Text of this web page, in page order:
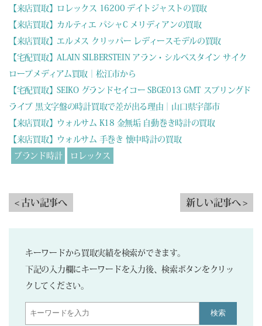
【来店買取】ロレックス 16200 デイトジャストの買取
【来店買取】カルティエ パシャC メリディアンの買取
【来店買取】エルメス クリッパー レディースモデルの買取
【宅配買取】ALAIN SILBERSTEIN アラン・シルベスタイン サイク
ロープメディアム買取｜松江市から
【宅配買取】SEIKO グランドセイコー SBGE013 GMT スプリングド
ライブ 黒文字盤の時計買取で差が出る理由｜山口県宇部市
【来店買取】ウォルサム K18 金無垢 自動巻き時計の買取
【来店買取】ウォルサム 手巻き 懐中時計の買取
ブランド時計
ロレックス
< 古い記事へ 新しい記事へ >
キーワードから買取実績を検索ができます。
下記の入力欄にキーワードを入力後、検索ボタンをクリッ
クしてください。
検索